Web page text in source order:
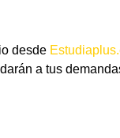
desde
a tus